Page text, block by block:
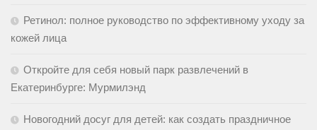
Ретинол: полное руководство по эффективному уходу за
кожей лица
Откройте для себя новый парк развлечений в
Екатеринбурге: Мурмилэнд
Новогодний досуг для детей: как создать праздничное